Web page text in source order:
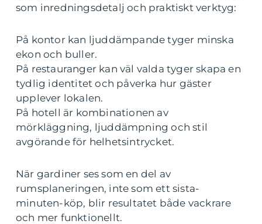
som inredningsdetalj och praktiskt verktyg:
På kontor kan ljuddämpande tyger minska
ekon och buller.
På restauranger kan väl valda tyger skapa en
tydlig identitet och påverka hur gäster
upplever lokalen.
På hotell är kombinationen av
mörkläggning, ljuddämpning och stil
avgörande för helhetsintrycket.
När gardiner ses som en del av
rumsplaneringen, inte som ett sista-
minuten-köp, blir resultatet både vackrare
och mer funktionellt.